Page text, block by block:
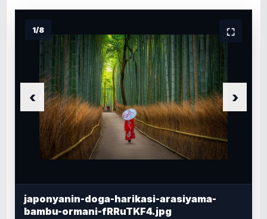
1/8
‹ ›
⛶
japonyanin-doga-harikasi-arasiyama-
bambu-ormani-fRRuTKF4.jpg